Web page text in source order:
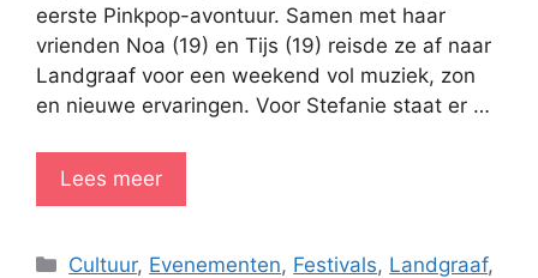
eerste Pinkpop-avontuur. Samen met haar
vrienden Noa (19) en Tijs (19) reisde ze af naar
Landgraaf voor een weekend vol muziek, zon
en nieuwe ervaringen. Voor Stefanie staat er …
Lees meer
Categorieën
Cultuur, Evenementen, Festivals, Landgraaf,